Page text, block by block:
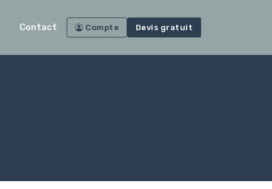
Contact Compte Devis gratuit